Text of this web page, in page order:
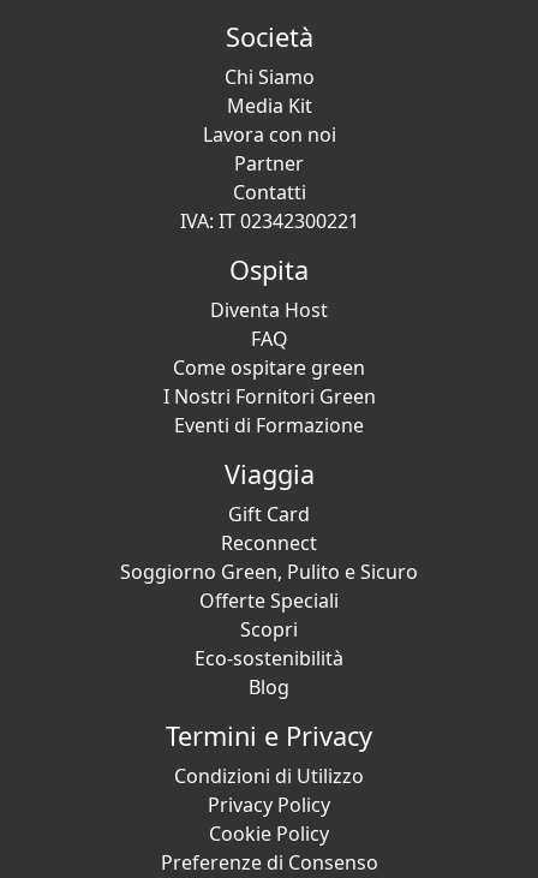
Società
Chi Siamo
Media Kit
Lavora con noi
Partner
Contatti
IVA: IT 02342300221
Ospita
Diventa Host
FAQ
Come ospitare green
I Nostri Fornitori Green
Eventi di Formazione
Viaggia
Gift Card
Reconnect
Soggiorno Green, Pulito e Sicuro
Offerte Speciali
Scopri
Eco-sostenibilità
Blog
Termini e Privacy
Condizioni di Utilizzo
Privacy Policy
Cookie Policy
Preferenze di Consenso